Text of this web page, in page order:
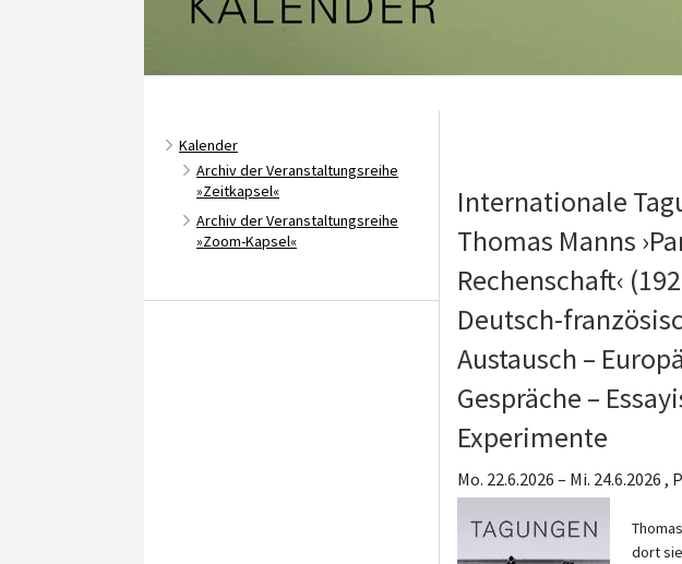
Kalender
Archiv der Veranstaltungsreihe
»Zeitkapsel«
Archiv der Veranstaltungsreihe
»Zoom-Kapsel«
Internationale
Thomas Manns
Rechenschaft‹
Deutsch-
Austausch –
Gespräche –
Experimente
Mo. 22.6.2026 – Mi. 24.6.2026 ,
dort